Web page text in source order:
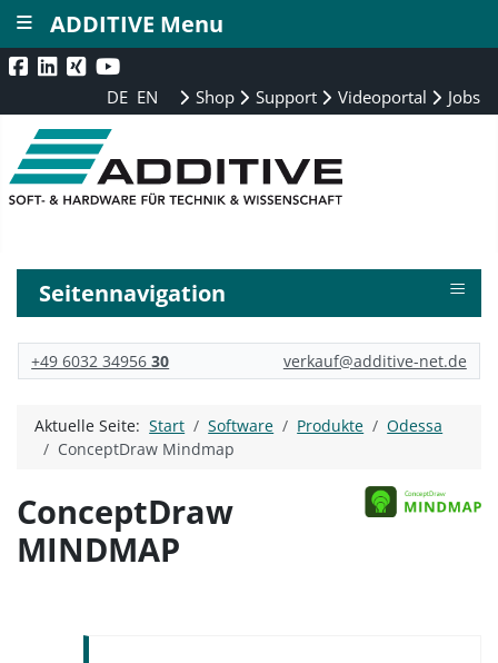
DE EN Shop Support Videoportal Jobs
Seitennavigation ≡
+49 6032 3495630 verkauf@additive-net.de
Aktuelle Seite:Start Software Produkte
Odessa
ConceptDraw Mindmap
ConceptDraw
MINDMAP
ADDITIVE Menu
≡